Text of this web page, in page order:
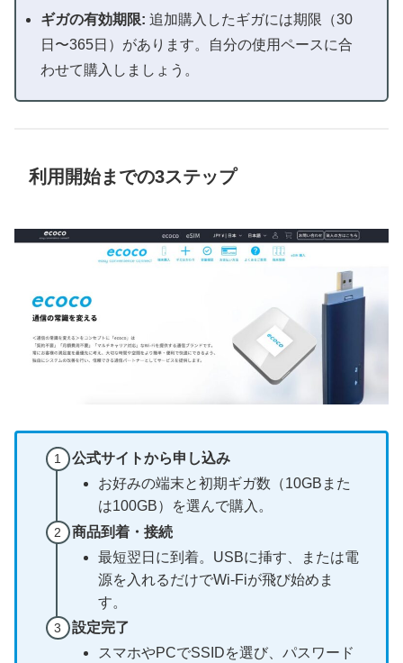
ギガの有効期限: 追加購入したギガには期限（30
日〜365日）があります。自分の使用ペースに合
わせて購入しましょう。
利用開始までの3ステップ
公式サイトから申し込み
お好みの端末と初期ギガ数（10GBまた
は100GB）を選んで購入。
商品到着・接続
最短翌日に到着。USBに挿す、または電
源を入れるだけでWi-Fiが飛び始めま
す。
設定完了
スマホやPCでSSIDを選び、パスワード